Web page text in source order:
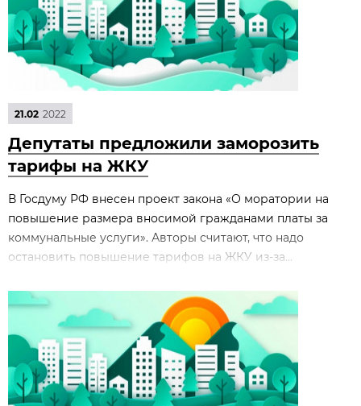
21.02 2022
Депутаты предложили заморозить
тарифы на ЖКУ
В Госдуму РФ внесен проект закона «О моратории на
повышение размера вносимой гражданами платы за
коммунальные услуги». Авторы считают, что надо
остановить повышение тарифов на ЖКУ из-за...